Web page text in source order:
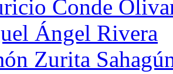
Conde
Ángel Rivera
Zurita